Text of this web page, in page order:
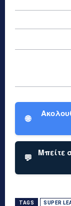
🌐
💬
Μπείτε
TAGS SUPER